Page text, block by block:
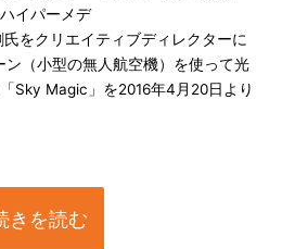
イパーメデ
をクリエイティブディレクターに
ン（小型の無人航空機）を使って光
Sky Magic」を2016年4月20日より
きを読む